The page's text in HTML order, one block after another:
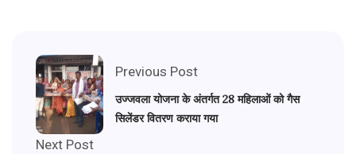
Previous Post
उज्जवला योजना के अंतर्गत 28 महिलाओं को गैस
सिलेंडर वितरण कराया गया
Next Post